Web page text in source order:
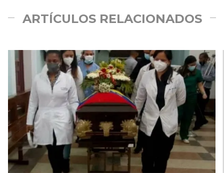
ARTÍCULOS RELACIONADOS